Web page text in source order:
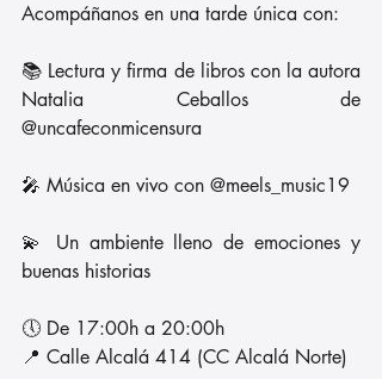
Acompáñanos en una tarde única con:
📚 Lectura y firma de libros con la autora
Natalia Ceballos de
@uncafeconmicensura
🎤 Música en vivo con @meels_music19
💫 Un ambiente lleno de emociones y
buenas historias
🕔 De 17:00h a 20:00h
📍 Calle Alcalá 414 (CC Alcalá Norte)